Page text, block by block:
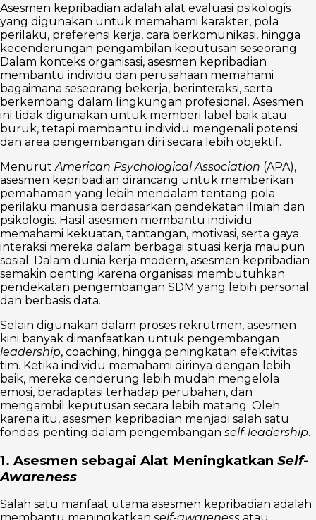
Asesmen kepribadian adalah alat evaluasi psikologis
yang digunakan untuk memahami karakter, pola
perilaku, preferensi kerja, cara berkomunikasi, hingga
kecenderungan pengambilan keputusan seseorang.
Dalam konteks organisasi, asesmen kepribadian
membantu individu dan perusahaan memahami
bagaimana seseorang bekerja, berinteraksi, serta
berkembang dalam lingkungan profesional. Asesmen
ini tidak digunakan untuk memberi label baik atau
buruk, tetapi membantu individu mengenali potensi
dan area pengembangan diri secara lebih objektif.
MenurutAmerican Psychological Association (APA),
asesmen kepribadian dirancang untuk memberikan
pemahaman yang lebih mendalam tentang pola
perilaku manusia berdasarkan pendekatan ilmiah dan
psikologis. Hasil asesmen membantu individu
memahami kekuatan, tantangan, motivasi, serta gaya
interaksi mereka dalam berbagai situasi kerja maupun
sosial. Dalam dunia kerja modern, asesmen kepribadian
semakin penting karena organisasi membutuhkan
pendekatan pengembangan SDM yang lebih personal
dan berbasis data.
Selain digunakan dalam proses rekrutmen, asesmen
kini banyak dimanfaatkan untuk pengembangan
leadership, coaching, hingga peningkatan efektivitas
tim. Ketika individu memahami dirinya dengan lebih
baik, mereka cenderung lebih mudah mengelola
emosi, beradaptasi terhadap perubahan, dan
mengambil keputusan secara lebih matang. Oleh
karena itu, asesmen kepribadian menjadi salah satu
fondasi penting dalam pengembangan self-leadership.
1. Asesmen sebagai Alat Meningkatkan Self-
Awareness
Salah satu manfaat utama asesmen kepribadian adalah